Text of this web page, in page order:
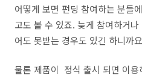
어떻게 보면 펀딩 참여하는 분들
고도 볼 수 있죠. 늦게 참여하거
어도 못받는 경우도 있긴 하니까
물론 제품이 정식 출시 되면 이용